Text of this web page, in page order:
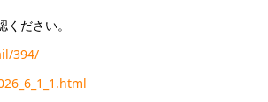
ださい。
394/